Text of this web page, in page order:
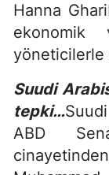
Hanna
yöneticilerle
Suudi
tepki…
ABD